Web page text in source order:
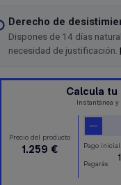
Derecho de
Dispones de 14 días
necesidad de justificación.